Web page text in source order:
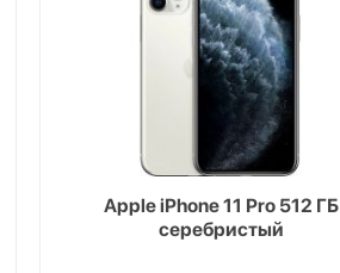
Apple iPhone 11 Pro 512 ГБ
серебристый